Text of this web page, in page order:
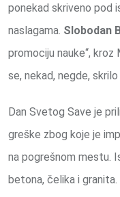
ponekad skriveno pod
naslagama. Slobodan
promociju nauke“,
se, nekad, negde, skrilo
Dan Svetog Save je
greške zbog koje je
na pogrešnom mestu.
betona, čelika i granita.